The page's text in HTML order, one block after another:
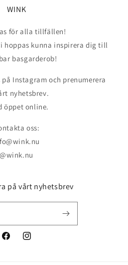
WINK
för alla tillfällen!
hoppas kunna inspirera dig till
basgarderob!
Instagram och prenumerera
nyhetsbrev.
öppet online.
oss:
@wink.nu
på vårt nyhetsbrev
FacebookInstagram